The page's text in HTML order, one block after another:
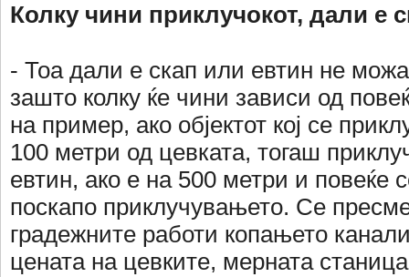
Колку чини приклучокот, дали е
- Тоа дали е скап или евтин не
зашто колку ќе чини зависи од
на пример, ако објектот кој се
100 метри од цевката, тогаш
евтин, ако е на 500 метри и повеќе
поскапо приклучувањето. Се
градежните работи копањето
цената на цевките, мерната